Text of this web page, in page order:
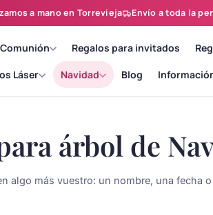
a mano en Torrevieja Envío a toda la
Regalos para invitados
Láser Navidad Blog
árbol de
algo más vuestro: un nombre, una fecha